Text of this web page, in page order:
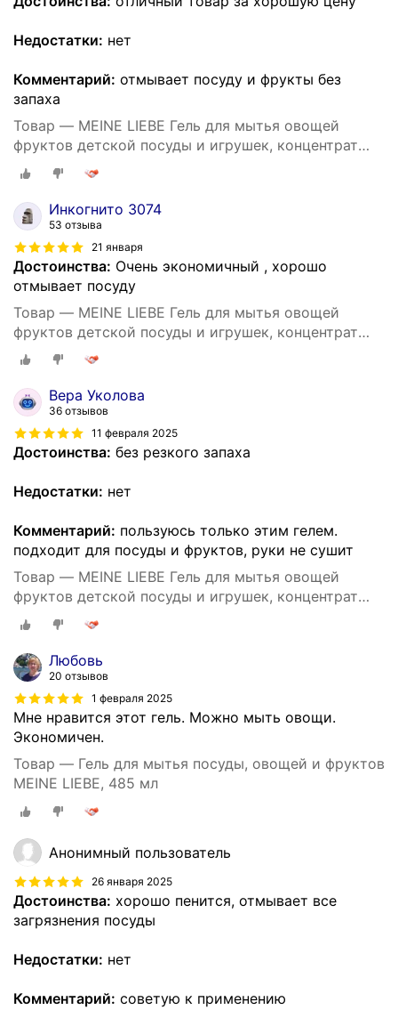
Недостатки: нет
Комментарий: отмывает посуду и фрукты без
запаха
Товар — MEINE LIEBE Гель для мытья овощей
фруктов детской посуды и игрушек, концентрат
485 мл
Инкогнито 3074
53 отзыва
21 января
Достоинства: Очень экономичный , хорошо
отмывает посуду
Товар — MEINE LIEBE Гель для мытья овощей
фруктов детской посуды и игрушек, концентрат
485 мл
Вера Уколова
36 отзывов
11 февраля 2025
Достоинства: без резкого запаха
Недостатки: нет
Комментарий: пользуюсь только этим гелем.
подходит для посуды и фруктов, руки не сушит
Товар — MEINE LIEBE Гель для мытья овощей
фруктов детской посуды и игрушек, концентрат
485 мл
Любовь
20 отзывов
1 февраля 2025
Мне нравится этот гель. Можно мыть овощи.
Экономичен.
Товар — Гель для мытья посуды, овощей и фруктов
MEINE LIEBE, 485 мл
Анонимный пользователь
26 января 2025
Достоинства: хорошо пенится, отмывает все
загрязнения посуды
Недостатки: нет
Комментарий: советую к применению